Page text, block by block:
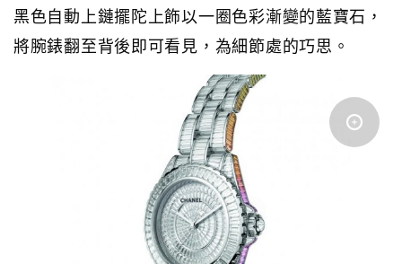
黑色自動上鏈擺陀上飾以一圈色彩漸變的藍寶石，
將腕錶翻至背後即可看見，為細節處的巧思。